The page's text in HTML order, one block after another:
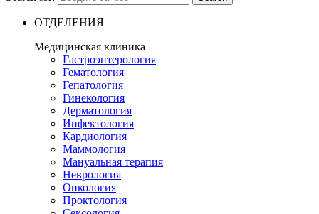
ОТДЕЛЕНИЯ
Медицинская клиника
Гастроэнтерология
Гематология
Гепатология
Гинекология
Дерматология
Инфектология
Кардиология
Маммология
Мануальная терапия
Неврология
Онкология
Проктология